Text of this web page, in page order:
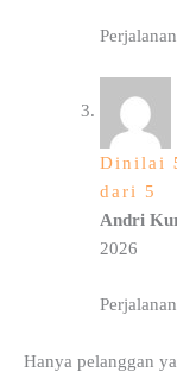
Dinilai
dari 5
Andri
2026
Hanya pelanggan